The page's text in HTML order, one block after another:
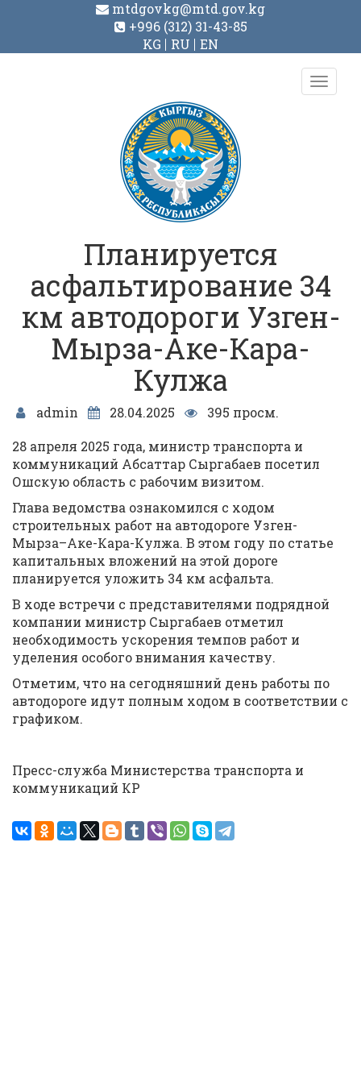
mtdgovkg@mtd.gov.kg
+996 (312) 31-43-85
KG
RU EN
Toggle
Планируется
асфальтирование 34
км автодороги Узген-
Мырза-Аке-Кара-
Кулжа
admin 28.04.2025
395 просм.
28 апреля 2025 года, министр транспорта и
коммуникаций Абсаттар Сыргабаев посетил
Ошскую область с рабочим визитом.
Глава ведомства ознакомился с ходом
строительных работ на автодороге Узген-
Мырза–Аке-Кара-Кулжа. В этом году по статье
капитальных вложений на этой дороге
планируется уложить 34 км асфальта.
В ходе встречи с представителями подрядной
компании министр Сыргабаев отметил
необходимость ускорения темпов работ и
уделения особого внимания качеству.
Отметим, что на сегодняшний день работы по
автодороге идут полным ходом в соответствии с
графиком.
Пресс-служба Министерства транспорта и
коммуникаций КР